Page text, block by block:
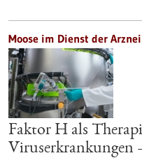
Moose im Dienst der
Faktor H als
Viruserkrankungen